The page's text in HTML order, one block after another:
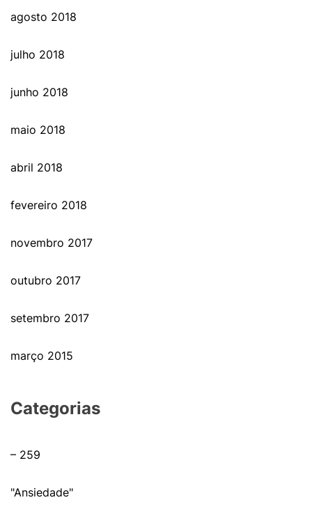
agosto 2018
julho 2018
junho 2018
maio 2018
abril 2018
fevereiro 2018
novembro 2017
outubro 2017
setembro 2017
março 2015
Categorias
– 259
"Ansiedade"